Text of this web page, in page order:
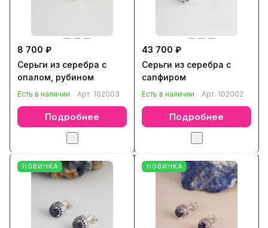
8 700 ₽
Серьги из серебра с
опалом, рубином
Есть в наличии Арт. 102003
Подробнее
43 700 ₽
Серьги из серебра с
сапфиром
Есть в наличии Арт. 102002
Подробнее
НОВИНКА НОВИНКА